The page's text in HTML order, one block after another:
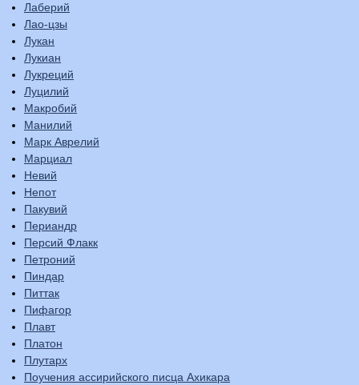
Лаберий
Лао-цзы
Лукан
Лукиан
Лукреций
Луцилий
Макробий
Манилий
Марк Аврелий
Марциал
Невий
Непот
Пакувий
Периандр
Персий Флакк
Петроний
Пиндар
Питтак
Пифагор
Плавт
Платон
Плутарх
Поучения ассирийского писца Ахикара